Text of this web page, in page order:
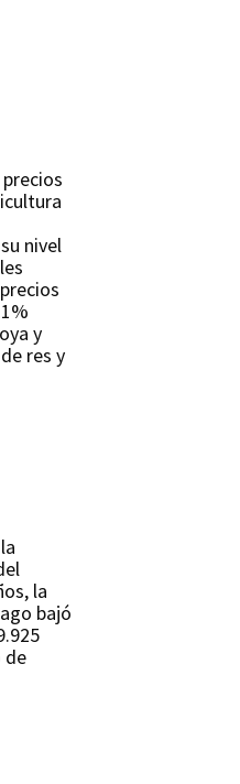
nivel
y
res y
la
bajó
de